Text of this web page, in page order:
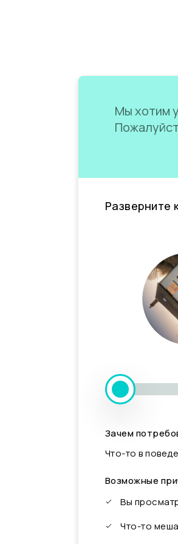
Мы хотим
Разверните
Зачем
Что-то в
Возможные
Вы
Что-то